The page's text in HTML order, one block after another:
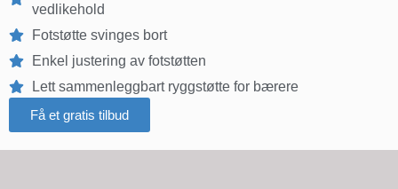
vedlikehold
Fotstøtte svinges bort
Enkel justering av fotstøtten
Lett sammenleggbart ryggstøtte for bærere
Få et gratis tilbud